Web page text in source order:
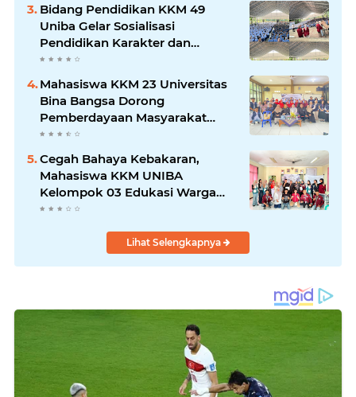
Bidang Pendidikan KKM 49
Uniba Gelar Sosialisasi
Pendidikan Karakter dan
Kenakalan Remaja di SMP
Negeri 1 Baros
Mahasiswa KKM 23 Universitas
Bina Bangsa Dorong
Pemberdayaan Masyarakat
melalui Seminar di Desa
Pelawad
Cegah Bahaya Kebakaran,
Mahasiswa KKM UNIBA
Kelompok 03 Edukasi Warga
Karundang Mengenai Instalasi
Lihat Selengkapnya